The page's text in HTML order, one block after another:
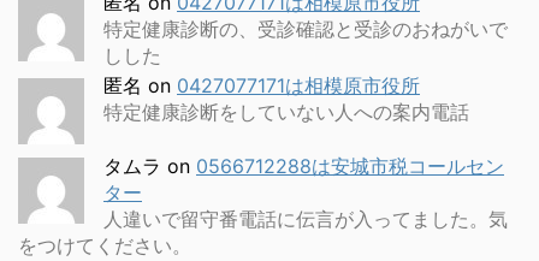
特定健康診断の、受診確認と受診のおねがいで
しした
匿名 on 0427077171は相模原市役所
特定健康診断をしていない人への案内電話
タムラ on 0566712288は安城市税コールセン
ター
人違いで留守番電話に伝言が入ってました。気
をつけてください。